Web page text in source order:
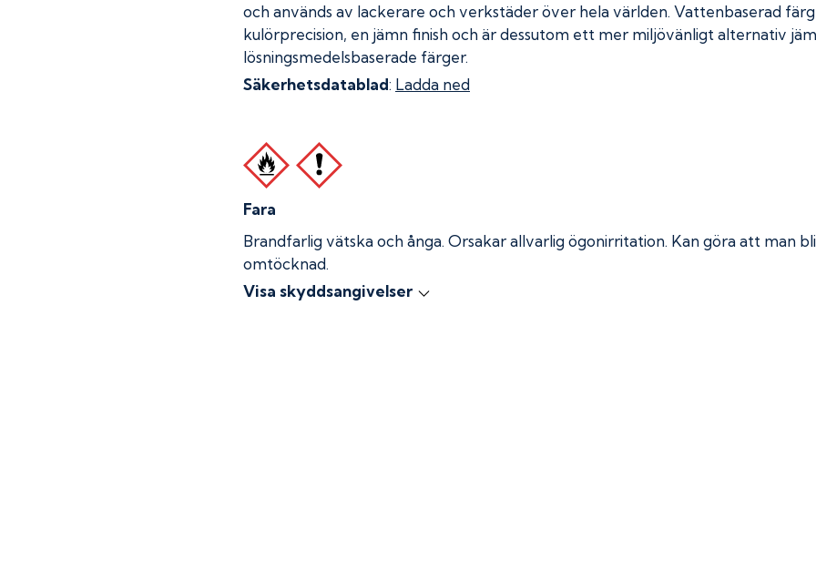
och används av lackerare och verkstäder över hela världen. Vattenbaserad
kulörprecision, en jämn finish och är dessutom ett mer miljövänligt alternativ
lösningsmedelsbaserade färger.
Säkerhetsdatablad: Ladda ned
Fara
Brandfarlig vätska och ånga. Orsakar allvarlig ögonirritation. Kan göra att man
omtöcknad.
Visa skyddsangivelser